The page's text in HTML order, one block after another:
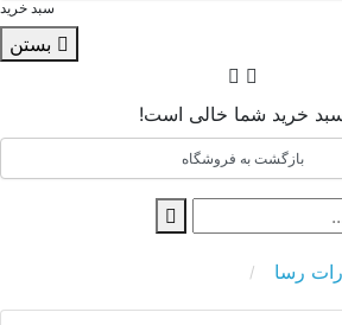
سبد خرید
خرید شما خالی است!
بازگشت به فروشگاه
رسا